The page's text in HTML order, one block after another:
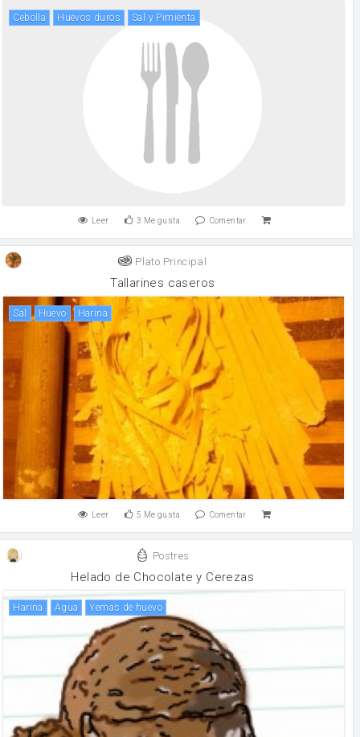
cebolla Huevos duros Sal y Pimienta
Leer 3 Me gusta Comentar
Plato Principal
Tallarines caseros
sal huevo harina
Leer 5 Me gusta Comentar
Postres
Helado de Chocolate y Cerezas
harina agua yemas de huevo